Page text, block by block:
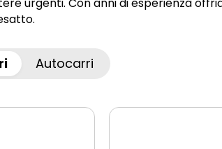
urgenti. Con anni di esperienza
Autocarri